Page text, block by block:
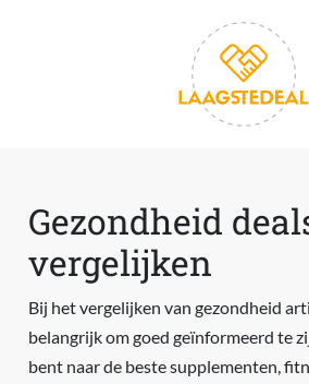
Gezondheid
vergelijken
Bij het vergelijken van gezondheid
belangrijk om goed geïnformeerd te
bent naar de beste supplementen,